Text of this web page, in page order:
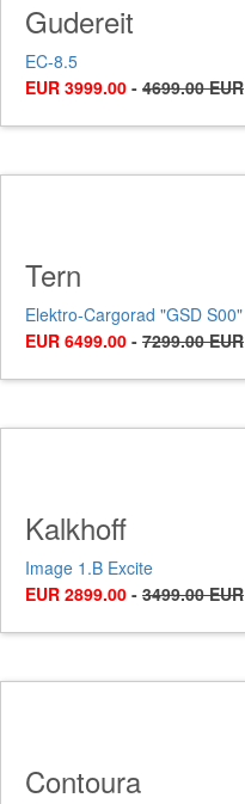
Gudereit
EC-8.5
EUR 3999.00 - 4699.00 EUR
Tern
Elektro-Cargorad "GSD S00"
EUR 6499.00 - 7299.00 EUR
Kalkhoff
Image 1.B Excite
EUR 2899.00 - 3499.00 EUR
Contoura